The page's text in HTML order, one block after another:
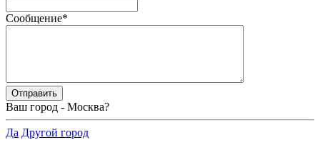
Сообщение*
Ваш город - Москва?
Да Другой город